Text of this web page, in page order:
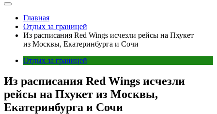
Главная
Отдых за границей
Из расписания Red Wings исчезли рейсы на Пхукет
из Москвы, Екатеринбурга и Сочи
Отдых за границей
Из расписания Red Wings исчезли
рейсы на Пхукет из Москвы,
Екатеринбурга и Сочи